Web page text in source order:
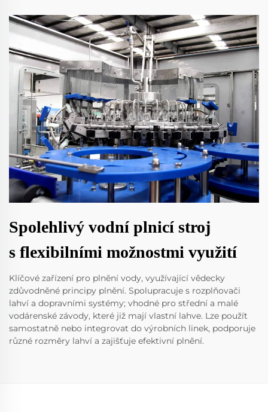
Spolehlivý vodní plnicí stroj
s flexibilními možnostmi využití
Klíčové zařízení pro plnění vody, využívající vědecky
zdůvodněné principy plnění. Spolupracuje s rozplňovači
lahví a dopravními systémy; vhodné pro střední a malé
vodárenské závody, které již mají vlastní lahve. Lze použít
samostatně nebo integrovat do výrobních linek, podporuje
různé rozměry lahví a zajišťuje efektivní plnění.